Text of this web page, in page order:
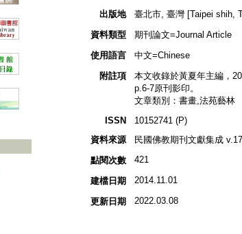
出版地
臺北市, 臺灣 [Taipei shih,
資料類型
期刊論文=Journal Article
使用語言
中文=Chinese
附註項
本文收錄於黃夏年主編，
p.6-7原刊影印。
文章類別：書畫,法苑藝林
ISSN
10152741 (P)
資料來源
民國佛教期刊文獻集成
點閱次數
421
建檔日期 2014.11.01
更新日期 2022.03.08